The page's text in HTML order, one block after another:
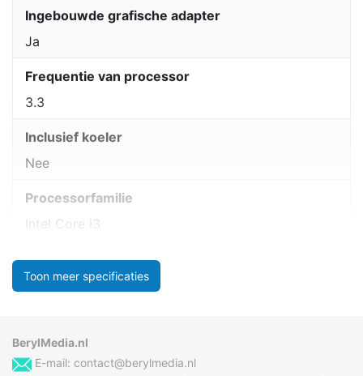
Ingebouwde grafische adapter
Ja
Frequentie van processor
3.3
Inclusief koeler
Nee
Processorfamilie
Intel Core i3
Toon meer specificaties
BerylMedia.nl
E-mail: contact@berylmedia.nl